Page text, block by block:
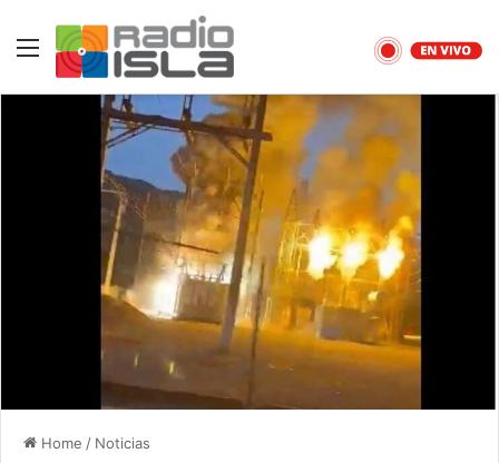
Menu
Home / Noticias